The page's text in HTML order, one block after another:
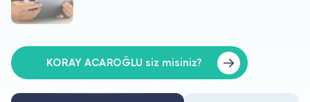
Hakkımızda
Doktorlar içinKORAY ACAROĞLU siz misiniz?